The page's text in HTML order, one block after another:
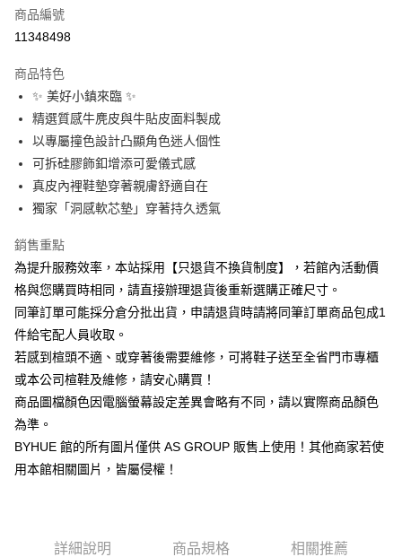
信用卡分期付款
合作金庫商業銀行
華南商業銀行
上海商業儲蓄銀行
台北富邦商業銀行
國泰世華商業銀行
兆豐國際商業銀行
臺灣中小企業銀行
匯豐（台灣）商業銀行
聯邦商業銀行
元大商業銀行
永豐商業銀行
台新國際商業銀行
台灣樂天信用卡公司
6 期 0 利率 每期
華南商業銀行
彰化商業銀行
上海商業儲蓄銀行
台北富邦商業銀行
國泰世華商業銀行
臺灣中小企業銀行
匯豐（台灣）商業銀行
華泰商業銀行
元大商業銀行
玉山商業銀行
星展（台灣）商業銀行
台灣樂天信用卡公司
12 期 0 利率 每期
合作金庫商業銀行
第一商業銀行
上海商業儲蓄銀行
國泰世華商業銀行
臺灣中小企業銀行
台中商業銀行
聯邦商業銀行
元大商業銀行
永豐商業銀行
玉山商業銀行
星展（台灣）商業銀行
台新國際商業銀行
中國信託商業銀行
台灣樂天信用卡公司
LINE Pay
Apple Pay
街口支付
悠遊付
Google Pay
ATM付款
運送方式
宅配
每筆NT$80，滿NT$1,000(含以上)免運費
每筆NT$280
商品編號
11348498
商品特色
✨ 美好小鎮來臨 ✨
精選質感牛麂皮與牛貼皮面料製成
以專屬撞色設計凸顯角色迷人個性
可拆硅膠飾釦增添可愛儀式感
真皮內裡鞋墊穿著親膚舒適自在
獨家「洞感軟芯墊」穿著持久透氣
銷售重點
為提升服務效率，本站採用【只退貨不換貨制度】，若館內活動價
格與您購買時相同，請直接辦理退貨後重新選購正確尺寸。
同筆訂單可能採分倉分批出貨，申請退貨時請將同筆訂單商品包成1
件給宅配人員收取。
若感到楦頭不適、或穿著後需要維修，可將鞋子送至全省門市專櫃
或本公司楦鞋及維修，請安心購買！
商品圖檔顏色因電腦螢幕設定差異會略有不同，請以實際商品顏色
為準。
BYHUE 館的所有圖片僅供 AS GROUP 販售上使用！其他商家若使
用本館相關圖片，皆屬侵權！
詳細說明 商品規格 相關推薦